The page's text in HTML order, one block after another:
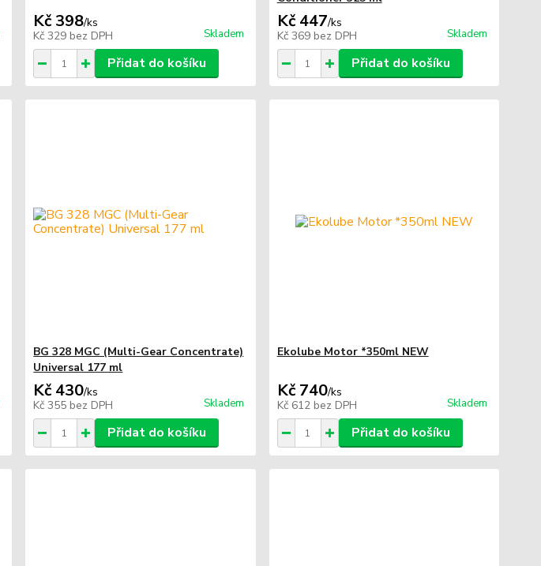
Kč 398/ks
Kč 329 bez DPH Skladem
Přidat do košíku
Kč 447/ks
Kč 369 bez DPH Skladem
Přidat do košíku
BG 328 MGC (Multi-Gear Concentrate)
Universal 177 ml
Kč 430/ks
Kč 355 bez DPH Skladem
Přidat do košíku
Ekolube Motor *350ml NEW
Kč 740/ks
Kč 612 bez DPH Skladem
Přidat do košíku